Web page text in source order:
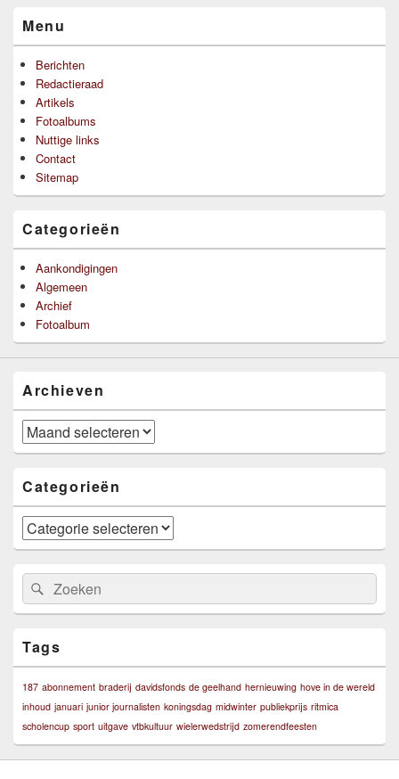
Menu
Berichten
Redactieraad
Artikels
Fotoalbums
Nuttige links
Contact
Sitemap
Categorieën
Aankondigingen
Algemeen
Archief
Fotoalbum
Archieven
Archieven
Categorieën
Categorieën
Zoeken
naar:
Zoeken
Tags
187 abonnement braderij davidsfonds de geelhand hernieuwing hove in de wereld
inhoud januari junior journalisten koningsdag midwinter publiekprijs ritmica
scholencup sport uitgave vtbkultuur wielerwedstrijd zomerendfeesten